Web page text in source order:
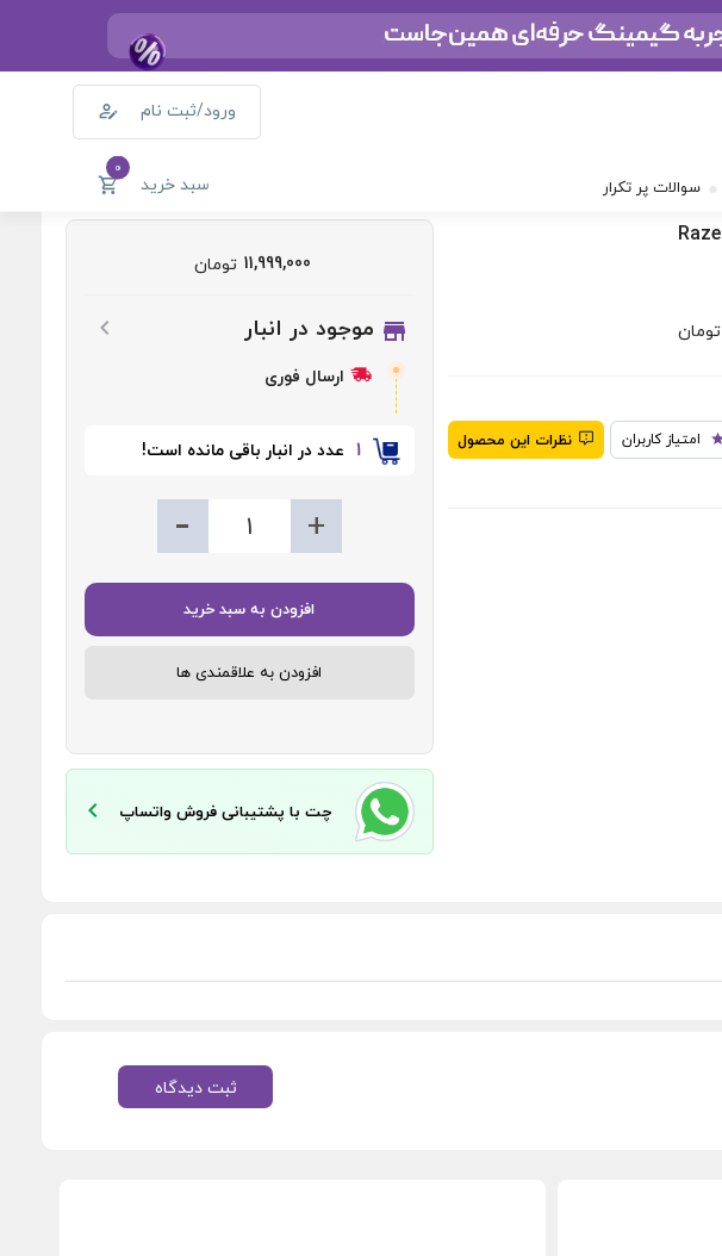
ورود/ثبت نام
سوالات پر تکرار سبد خرید
0
تومان 11,999,000
موجود در انبار
ارسال فوری
1 عدد در انبار باقی مانده است!
- +
افزودن به سبد خرید
افزودن به علاقمندی ها
چت با پشتیبانی فروش واتساپ
تومان
امتیاز کاربران نظرات این محصول
ثبت دیدگاه